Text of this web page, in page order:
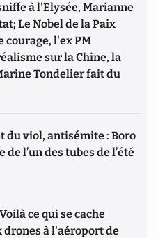
à l'Elysée, Marianne
Le Nobel de la Paix
courage, l'ex PM
sur la Chine, la
Tondelier fait du
du viol, antisémite : Boro
l’un des tubes de l’été
ce qui se cache
à l'aéroport de